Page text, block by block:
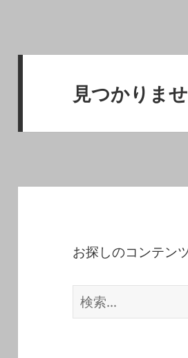
見つかりま
お探しのコンテン
検
索: